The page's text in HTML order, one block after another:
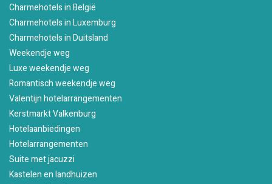
Charmehotels in België
Charmehotels in Luxemburg
Charmehotels in Duitsland
Weekendje weg
Luxe weekendje weg
Romantisch weekendje weg
Valentijn hotelarrangementen
Kerstmarkt Valkenburg
Hotelaanbiedingen
Hotelarrangementen
Suite met jacuzzi
Kastelen en landhuizen